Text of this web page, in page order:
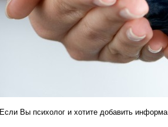
Если Вы психолог и хотите добавить